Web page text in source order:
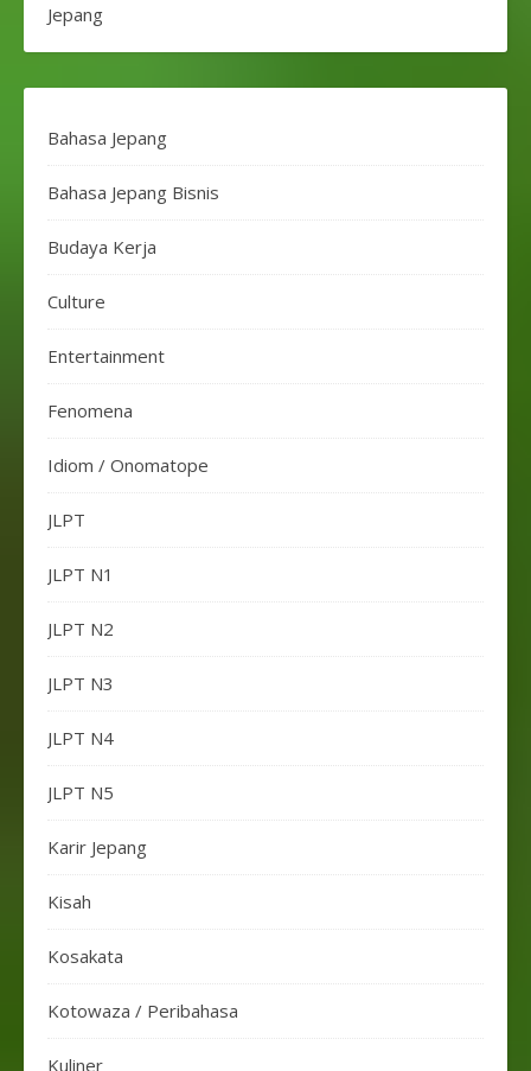
Jepang
Bahasa Jepang
Bahasa Jepang Bisnis
Budaya Kerja
Culture
Entertainment
Fenomena
Idiom / Onomatope
JLPT
JLPT N1
JLPT N2
JLPT N3
JLPT N4
JLPT N5
Karir Jepang
Kisah
Kosakata
Kotowaza / Peribahasa
Kuliner